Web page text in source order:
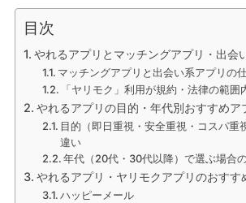
目次
やれるアプリとマッチングアプリ・出会
マッチングアプリと出会い系アプリの
「ヤリモク」利用が規約・法律の範囲
やれるアプリの目的・年代別おすすめア
目的（即日重視・安全重視・コスパ重
違い
年代（20代・30代以降）で選ぶ場合
やれるアプリ・ヤリモクアプリのおすす
ハッピーメール